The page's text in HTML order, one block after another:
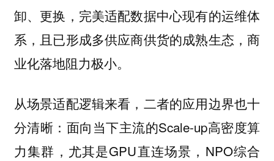
卸、更换，完美适配数据中心现有的运维体
系，且已形成多供应商供货的成熟生态，商
业化落地阻力极小。
从场景适配逻辑来看，二者的应用边界也十
分清晰：面向当下主流的Scale-up高密度算
力集群，尤其是GPU直连场景，NPO综合